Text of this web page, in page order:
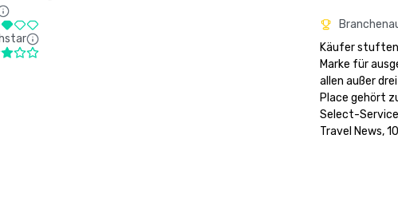
Käufer
Marke für
allen außer
Place gehört
Select-
Travel News,